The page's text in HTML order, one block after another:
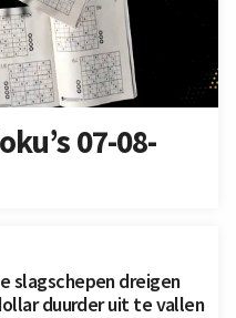
07-08-
slagschepen dreigen
duurder uit te vallen